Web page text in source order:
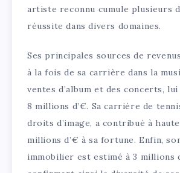
artiste reconnu cumule plusieurs
réussite dans divers domaines.
Ses principales sources de
à la fois de sa carrière dans la
ventes d’album et des concerts,
8 millions d’€. Sa carrière de
droits d’image, a contribué à
millions d’€ à sa fortune. Enfin,
immobilier est estimé à 3 millions